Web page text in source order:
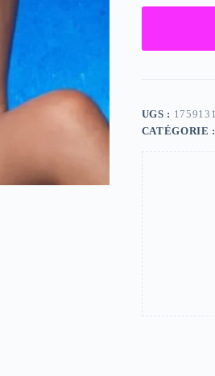
UGS :
CATÉGORIE :